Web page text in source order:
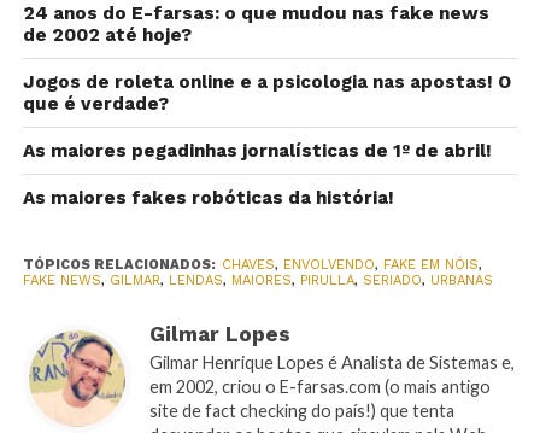
24 anos do E-farsas: o que mudou nas fake news
de 2002 até hoje?
Jogos de roleta online e a psicologia nas apostas! O
que é verdade?
As maiores pegadinhas jornalísticas de 1º de abril!
As maiores fakes robóticas da história!
TÓPICOS RELACIONADOS: CHAVES, ENVOLVENDO, FAKE EM NÓIS,
FAKE NEWS, GILMAR, LENDAS, MAIORES, PIRULLA, SERIADO, URBANAS
Gilmar Lopes
Gilmar Henrique Lopes é Analista de Sistemas e,
em 2002, criou o E-farsas.com (o mais antigo
site de fact checking do país!) que tenta